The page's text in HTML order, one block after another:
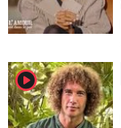
player2